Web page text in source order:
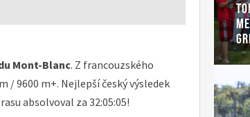
Mont-Blanc. Z francouzského
/ 9600 m+. Nejlepší český výsledek
absolvoval za 32:05:05!